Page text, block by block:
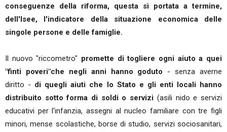
conseguenze della riforma, questa sì portata a termine,
dell'Isee, l'indicatore della situazione economica delle
singole persone e delle famiglie.
Il nuovo "riccometro" promette di togliere ogni aiuto a quei
"finti poveri"che negli anni hanno goduto - senza averne
diritto - di quegli aiuti che lo Stato e gli enti locali hanno
distribuito sotto forma di soldi o servizi (asili nido e servizi
educativi per l'infanzia, assegni al nucleo familiare con tre figli
minori, mense scolastiche, borse di studio, servizi sociosanitari,